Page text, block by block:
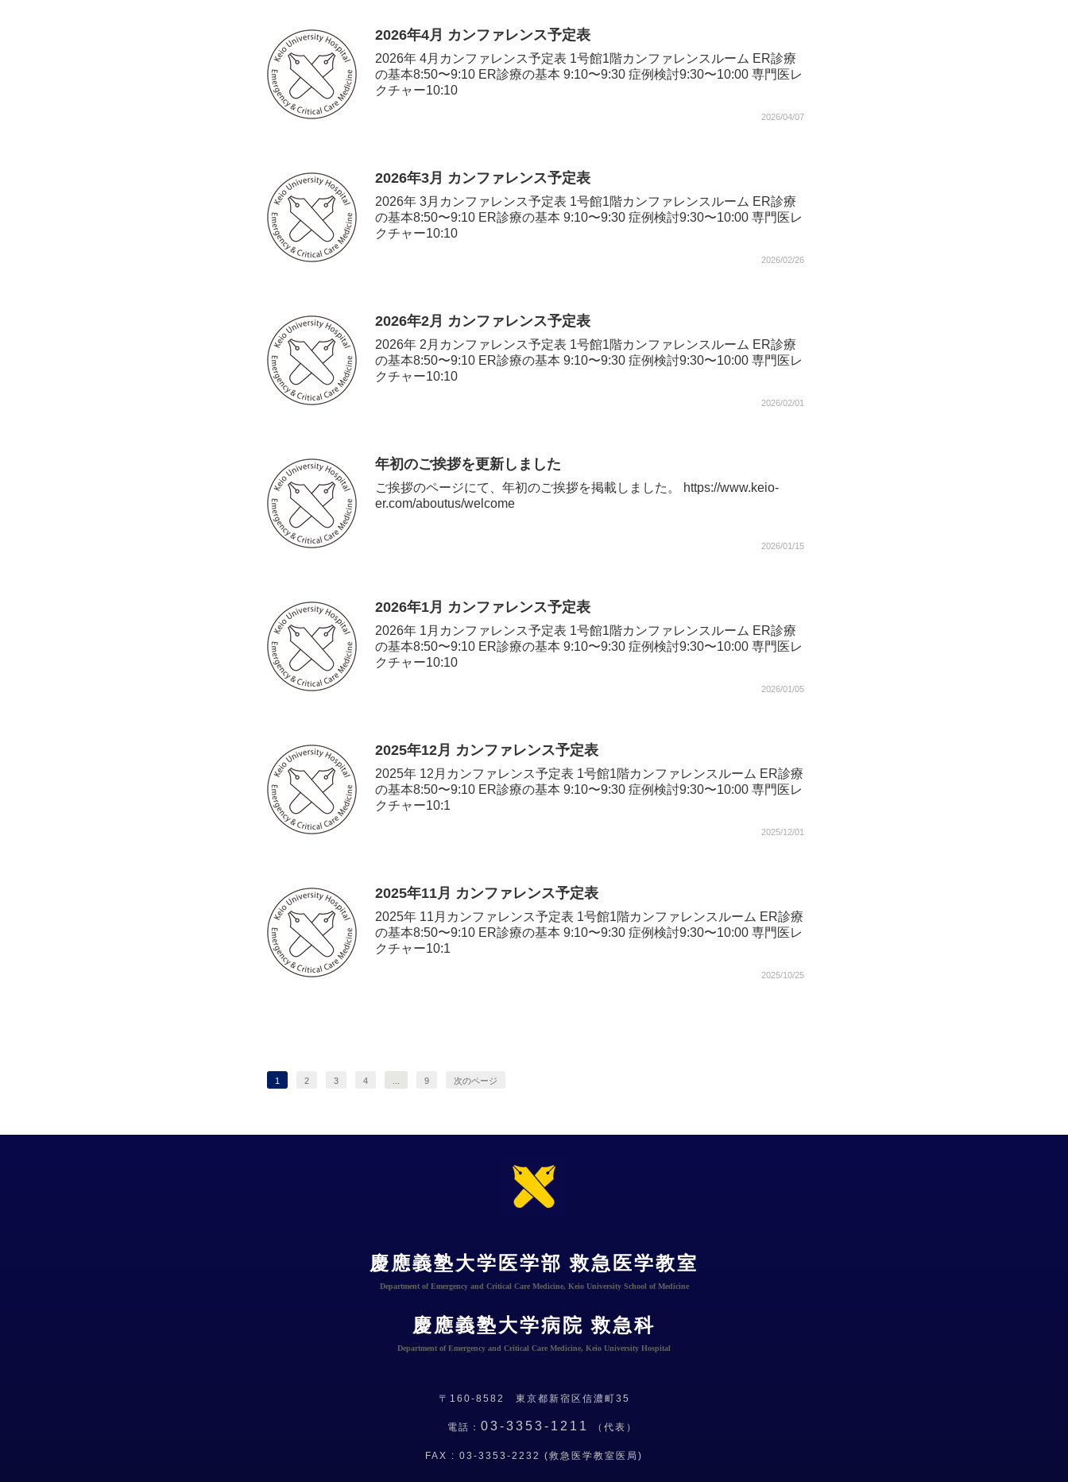
2026年4月 カンファレンス予定表
2026年 4月カンファレンス予定表 1号館1階カンファレンスルーム ER診療
の基本8:50〜9:10 ER診療の基本 9:10〜9:30 症例検討9:30〜10:00 専門医レ
クチャー10:10
2026/04/07
2026年3月 カンファレンス予定表
2026年 3月カンファレンス予定表 1号館1階カンファレンスルーム ER診療
の基本8:50〜9:10 ER診療の基本 9:10〜9:30 症例検討9:30〜10:00 専門医レ
クチャー10:10
2026/02/26
2026年2月 カンファレンス予定表
2026年 2月カンファレンス予定表 1号館1階カンファレンスルーム ER診療
の基本8:50〜9:10 ER診療の基本 9:10〜9:30 症例検討9:30〜10:00 専門医レ
クチャー10:10
2026/02/01
年初のご挨拶を更新しました
ご挨拶のページにて、年初のご挨拶を掲載しました。 https://www.keio-
er.com/aboutus/welcome
2026/01/15
2026年1月 カンファレンス予定表
2026年 1月カンファレンス予定表 1号館1階カンファレンスルーム ER診療
の基本8:50〜9:10 ER診療の基本 9:10〜9:30 症例検討9:30〜10:00 専門医レ
クチャー10:10
2026/01/05
2025年12月 カンファレンス予定表
2025年 12月カンファレンス予定表 1号館1階カンファレンスルーム ER診療
の基本8:50〜9:10 ER診療の基本 9:10〜9:30 症例検討9:30〜10:00 専門医レ
クチャー10:1
2025/12/01
2025年11月 カンファレンス予定表
2025年 11月カンファレンス予定表 1号館1階カンファレンスルーム ER診療
の基本8:50〜9:10 ER診療の基本 9:10〜9:30 症例検討9:30〜10:00 専門医レ
クチャー10:1
2025/10/25
1 2 3 4 9 次のページ
慶應義塾大学医学部 救急医学教室
Department of Emergency and Critical Care Medicine, Keio University School of Medicine
慶應義塾大学病院 救急科
Department of Emergency and Critical Care Medicine, Keio University Hospital
〒160-8582 東京都新宿区信濃町35
電話： 03-3353-1211 （代表）
FAX : 03-3353-2232 (救急医学教室医局)